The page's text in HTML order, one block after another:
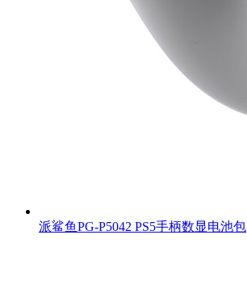
派鲨鱼PG-P5042 PS5手柄数显电池包